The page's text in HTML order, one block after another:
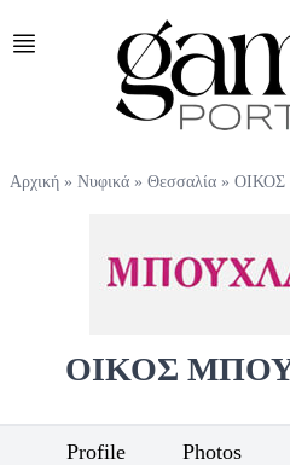
Αρχική » Νυφικά » Θεσσαλία »
ΟΙΚΟΣ
Profile Photos